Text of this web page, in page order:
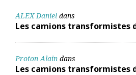
ALEX Daniel dans
Les camions transformistes
Proton Alain dans
Les camions transformistes